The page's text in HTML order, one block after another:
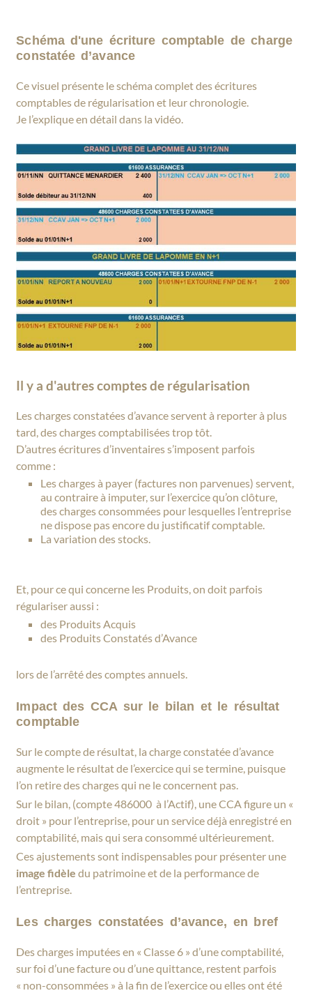
Schéma d'une écriture comptable de charge
constatée d’avance
Ce visuel présente le schéma complet des écritures
comptables de régularisation et leur chronologie.
Je l’explique en détail dans la vidéo.
Il y a d'autres comptes de régularisation
Les charges constatées d’avance servent à reporter à plus
tard, des charges comptabilisées trop tôt.
D’autres écritures d’inventaires s’imposent parfois
comme :
Les charges à payer (factures non parvenues) servent,
au contraire à imputer, sur l’exercice qu’on clôture,
des charges consommées pour lesquelles l’entreprise
ne dispose pas encore du justificatif comptable.
La variation des stocks.
Et, pour ce qui concerne les Produits, on doit parfois
régulariser aussi :
des Produits Acquis
des Produits Constatés d’Avance
lors de l’arrêté des comptes annuels.
Impact des CCA sur le bilan et le résultat
comptable
Sur le compte de résultat, la charge constatée d’avance
augmente le résultat de l’exercice qui se termine, puisque
l’on retire des charges qui ne le concernent pas.
Sur le bilan, (compte 486000 à l’Actif), une CCA figure un «
droit » pour l’entreprise, pour un service déjà enregistré en
comptabilité, mais qui sera consommé ultérieurement.
Ces ajustements sont indispensables pour présenter une
image fidèle du patrimoine et de la performance de
l’entreprise.
Les charges constatées d’avance, en bref
Des charges imputées en « Classe 6 » d’une comptabilité,
sur foi d’une facture ou d’une quittance, restent parfois
« non-consommées » à la fin de l’exercice ou elles ont été